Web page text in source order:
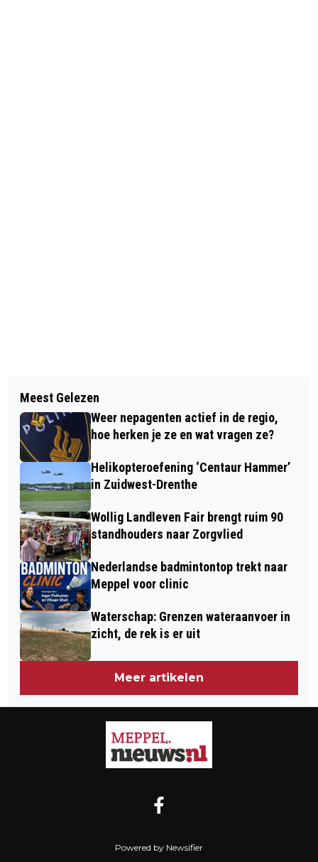
LEZING ‘CAMERA LOOPT: 30 JAAR
OORLOGSVERSLAGGEVING’ DOOR
JAAP VAN DEURZEN
CAMERATOEZICHT EN WEEGUNIT IN
VUILNISWAGENS IN MEPPEL
Meest Gelezen
Weer nepagenten actief in de regio,
hoe herken je ze en wat vragen ze?
Helikopteroefening ‘Centaur Hammer’
in Zuidwest-Drenthe
Wollig Landleven Fair brengt ruim 90
standhouders naar Zorgvlied
Nederlandse badmintontop trekt naar
Meppel voor clinic
Waterschap: Grenzen wateraanvoer in
zicht, de rek is er uit
Meer artikelen
Powered by Newsifier